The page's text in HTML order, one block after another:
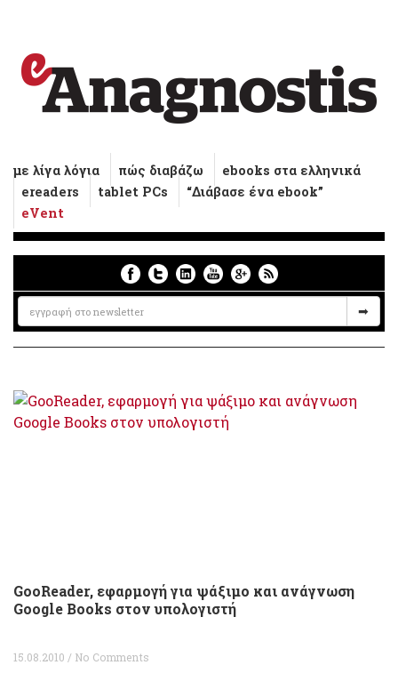
με λίγα λόγια πώς διαβάζω
ebooks στα ελληνικά
ereaders
tablet PCs
“Διάβασε ένα ebook”
eVent
GooReader, εφαρμογή για ψάξιμο και ανάγνωση
Google Books στον υπολογιστή
15.08.2010 / No Comments